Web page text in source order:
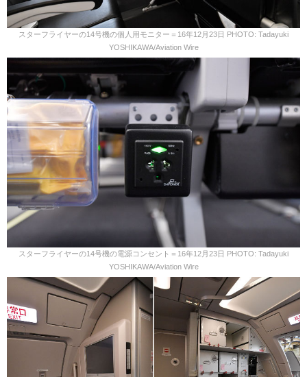
スターフライヤーの14号機の個人用モニター＝16年12月23日 PHOTO: Tadayuki
YOSHIKAWA/Aviation Wire
スターフライヤーの14号機の電源コンセント＝16年12月23日 PHOTO: Tadayuki
YOSHIKAWA/Aviation Wire